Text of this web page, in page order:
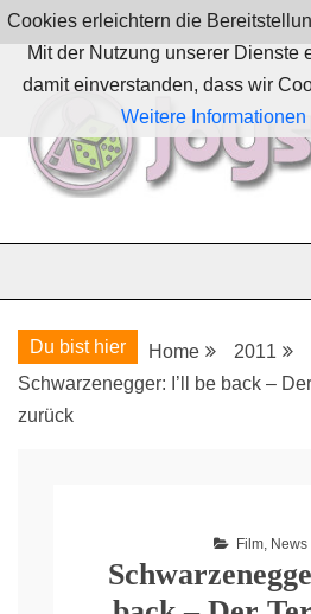
Skip
to
content
JoystickZ
Du bist hier Home 2011
Schwarzenegger: I’ll be back –
zurück
Film, News
Cookies erleichtern die
Mit der Nutzung unserer Dienste
damit einverstanden, dass wir
Weitere Informationen